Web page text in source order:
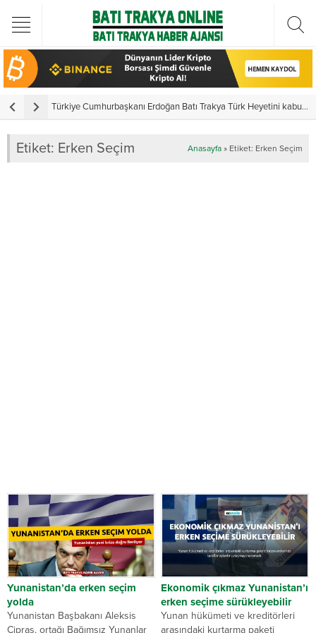
Türkiye Cumhurbaşkanı Erdoğan Batı Trakya Türk Heyetini kabul etti
Anasayfa » Etiket: Erken Seçim
Etiket: Erken Seçim
Yunanistan’da erken seçim
yolda
Yunanistan Başbakanı Aleksis
Çipras, ortağı Bağımsız Yunanlar
Ekonomik çıkmaz Yunanistan’ı
erken seçime sürükleyebilir
Yunan hükümeti ve kreditörleri
arasındaki kurtarma paketi